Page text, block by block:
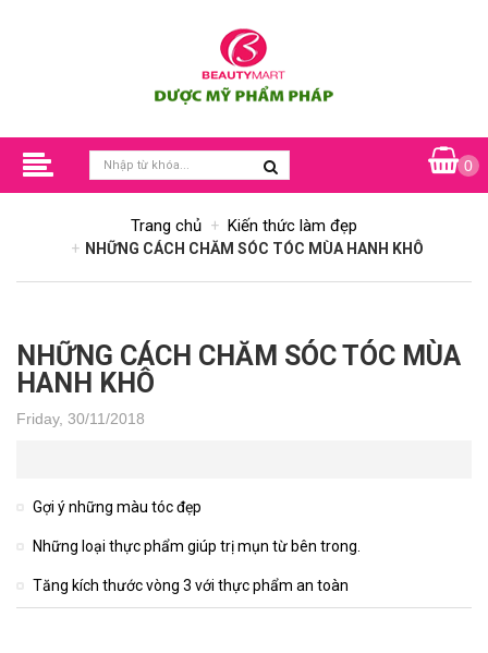
0
Trang chủ Kiến thức làm đẹp
NHỮNG CÁCH CHĂM SÓC TÓC MÙA HANH KHÔ
NHỮNG CÁCH CHĂM SÓC TÓC MÙA
HANH KHÔ
Friday, 30/11/2018
Gợi ý những màu tóc đẹp
Những loại thực phẩm giúp trị mụn từ bên trong.
Tăng kích thước vòng 3 với thực phẩm an toàn